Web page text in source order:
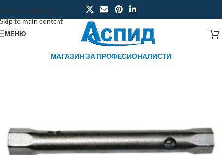
Skip to navigation
Skip to main content
МЕНЮ
МАГАЗИН ЗА ПРОФЕСИОНАЛИСТИ